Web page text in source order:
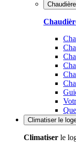
Chaudière
Climatiser le
Climatiser le